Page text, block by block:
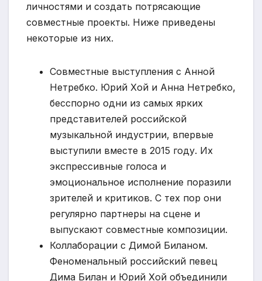
личностями и создать потрясающие
совместные проекты. Ниже приведены
некоторые из них.
Совместные выступления с Анной
Нетребко. Юрий Хой и Анна Нетребко,
бесспорно одни из самых ярких
представителей российской
музыкальной индустрии, впервые
выступили вместе в 2015 году. Их
экспрессивные голоса и
эмоциональное исполнение поразили
зрителей и критиков. С тех пор они
регулярно партнеры на сцене и
выпускают совместные композиции.
Коллаборации с Димой Биланом.
Феноменальный российский певец
Дима Билан и Юрий Хой объединили